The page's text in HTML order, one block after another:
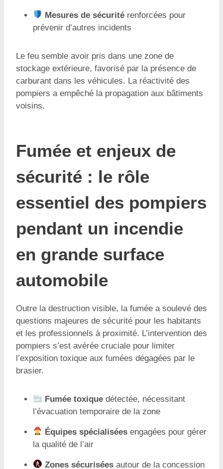
Mesures de sécurité renforcées pour
prévenir d’autres incidents
Le feu semble avoir pris dans une zone de
stockage extérieure, favorisé par la présence de
carburant dans les véhicules. La réactivité des
pompiers a empêché la propagation aux bâtiments
voisins.
Fumée et enjeux de
sécurité : le rôle
essentiel des pompiers
pendant un incendie
en grande surface
automobile
Outre la destruction visible, la fumée a soulevé des
questions majeures de sécurité pour les habitants
et les professionnels à proximité. L’intervention des
pompiers s’est avérée cruciale pour limiter
l’exposition toxique aux fumées dégagées par le
brasier.
Fumée toxique détectée, nécessitant
l’évacuation temporaire de la zone
Équipes spécialisées engagées pour gérer
la qualité de l’air
Zones sécurisées autour de la concession